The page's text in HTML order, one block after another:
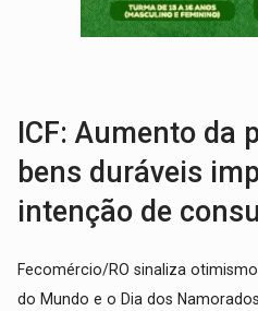
ROLIM DE
ICF: Aumento da
bens duráveis
intenção de
Fecomércio/RO sinaliza
do Mundo e o Dia dos Namorados